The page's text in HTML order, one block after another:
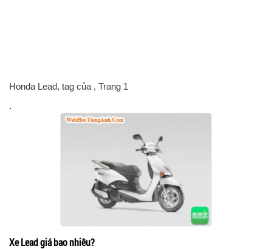
Honda Lead, tag của , Trang 1
.
Xe Lead giá bao nhiêu?